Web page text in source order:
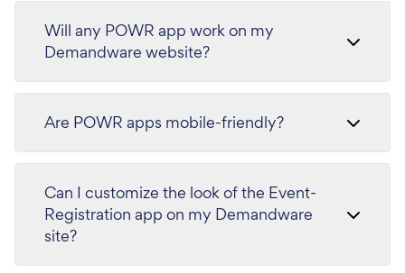
Will any POWR app work on my
Demandware website?
Are POWR apps mobile-friendly?
Can I customize the look of the Event-
Registration app on my Demandware
site?